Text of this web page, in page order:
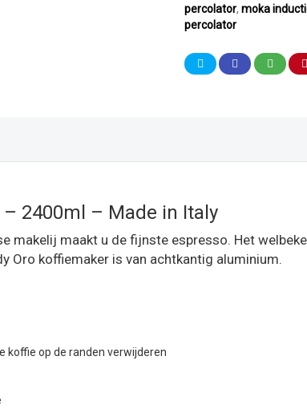
percolator, moka
percolator
– 2400ml – Made in Italy
makelij maakt u de fijnste espresso. Het
Oro koffiemaker is van achtkantig aluminium.
koffie op de randen verwijderen